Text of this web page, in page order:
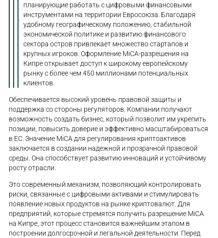
планирующие работать с цифровыми финансовыми
инструментами на территории Евросоюза. Благодаря
удобному географическому положению, стабильной
экономической политике и развитию финансового
сектора остров привлекает множество стартапов и
крупных игроков. Оформление MiCA-разрешения на
Кипре открывает доступ к широкому европейскому
рынку с более чем 450 миллионами потенциальных
клиентов.
Обеспечивается высокий уровень правовой защиты и
поддержка со стороны регуляторов. Компании получают
возможность создать бизнес, который позволит им укрепить
позиции, повысить доверие и эффективно масштабироваться
в ЕС. Значение MiCA для регулирования криптоактивов
заключается в создании надежной и прозрачной правовой
среды. Она способствует развитию инноваций и устойчивому
росту отрасли.
Это современный механизм, позволяющий контролировать
риски, связанные с цифровыми активами и стимулировать
появление новых продуктов на рынке криптовалют. Для
предприятий, которые стремятся получить разрешение MiCA
на Кипре, этот процесс становится важнейшим этапом в
построении долгосрочной и легальной деятельности. Перед